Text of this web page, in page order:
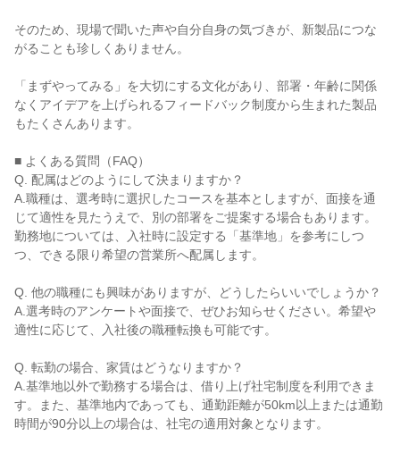
そのため、現場で聞いた声や自分自身の気づきが、新製品につな
がることも珍しくありません。
「まずやってみる」を大切にする文化があり、部署・年齢に関係
なくアイデアを上げられるフィードバック制度から生まれた製品
もたくさんあります。
■ よくある質問（FAQ）
Q. 配属はどのようにして決まりますか？
A.職種は、選考時に選択したコースを基本としますが、面接を通
じて適性を見たうえで、別の部署をご提案する場合もあります。
勤務地については、入社時に設定する「基準地」を参考にしつ
つ、できる限り希望の営業所へ配属します。
Q. 他の職種にも興味がありますが、どうしたらいいでしょうか？
A.選考時のアンケートや面接で、ぜひお知らせください。希望や
適性に応じて、入社後の職種転換も可能です。
Q. 転勤の場合、家賃はどうなりますか？
A.基準地以外で勤務する場合は、借り上げ社宅制度を利用できま
す。また、基準地内であっても、通勤距離が50km以上または通勤
時間が90分以上の場合は、社宅の適用対象となります。